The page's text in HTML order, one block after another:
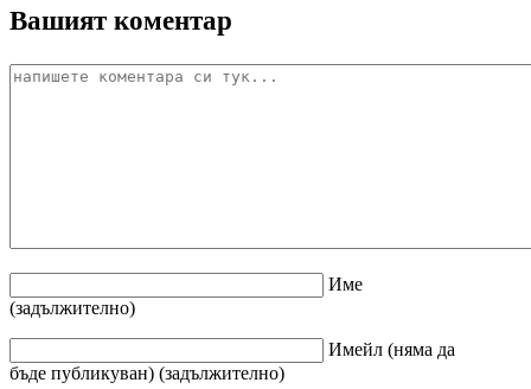
Вашият коментар
Име
(задължително)
Имейл (няма да
бъде публикуван) (задължително)